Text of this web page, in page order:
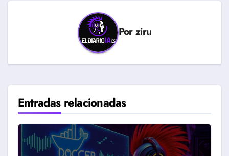
Porziru
Entradas relacionadas